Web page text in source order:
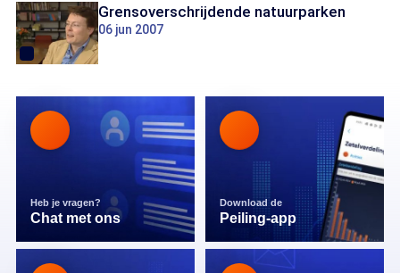
Grensoverschrijdende natuurparken
06 jun 2007
Heb je vragen?
Chat met ons
Download de
Peiling-app